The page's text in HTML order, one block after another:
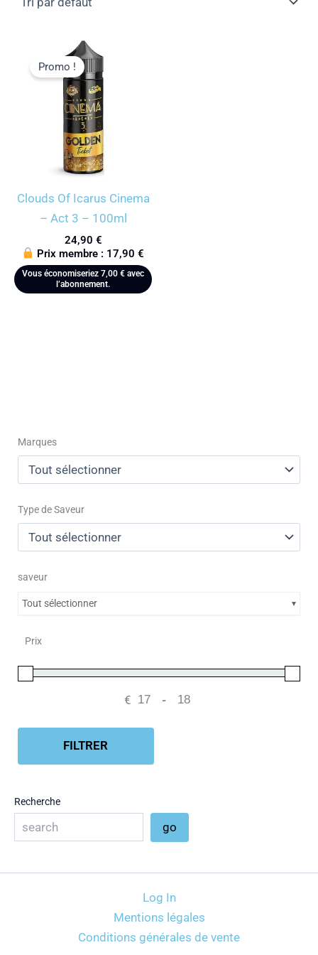
Marques
Type de Saveur
saveur
Tout sélectionner
Prix
€ Minimum Price
-Maximum Price
FILTRER
Recherche
go
Promo !
Clouds Of Icarus Cinema
– Act 3 – 100ml
24,90 €
Prix membre : 17,90€
Vous économiseriez 7,00 € avec
l’abonnement.
Log In
Mentions légales
Conditions générales de vente